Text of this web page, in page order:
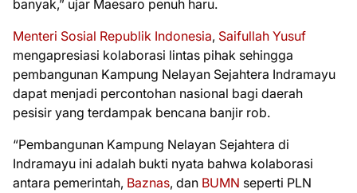
banyak,” ujar Maesaro penuh haru.
Menteri Sosial Republik Indonesia, Saifullah Yusuf
mengapresiasi kolaborasi lintas pihak sehingga
pembangunan Kampung Nelayan Sejahtera Indramayu
dapat menjadi percontohan nasional bagi daerah
pesisir yang terdampak bencana banjir rob.
“Pembangunan Kampung Nelayan Sejahtera di
Indramayu ini adalah bukti nyata bahwa kolaborasi
antara pemerintah, Baznas, dan BUMN seperti PLN